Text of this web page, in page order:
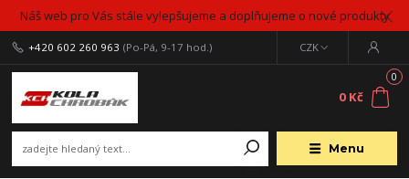
Náš web pro Vás stále vylepšujeme a doplňujeme o nové produkty
Menu
CZK
+420 602 260 963 (Po-Pá, 9-17 hod.)
0
0 Kč